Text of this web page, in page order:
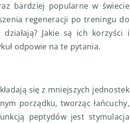
bardziej popularne w świecie
regeneracji po treningu do
Jakie są ich korzyści i
odpowie na te pytania.
się z mniejszych jednostek
porządku, tworząc łańcuchy,
peptydów jest stymulacja